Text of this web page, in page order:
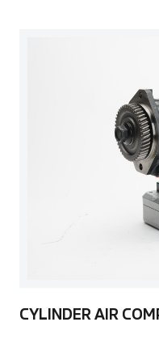
CYLINDER AIR